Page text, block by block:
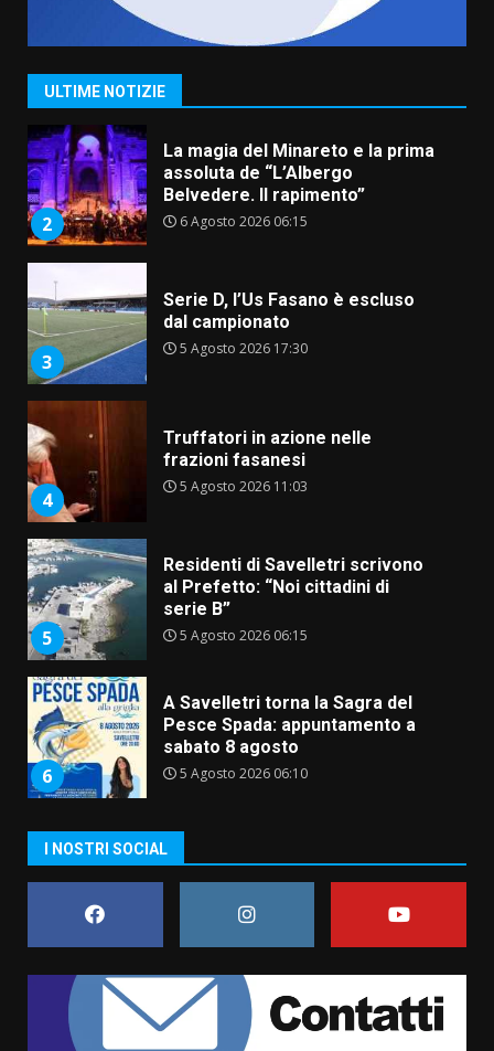
ULTIME NOTIZIE
2
La magia del Minareto e la prima
assoluta de “L’Albergo
3
Serie D, l’Us Fasano è escluso
dal campionato
5 Agosto 2026 17:30
4
Truffatori in azione nelle
frazioni fasanesi
5 Agosto 2026 11:03
5
Residenti di Savelletri scrivono
al Prefetto: “Noi cittadini di
serie B”
5 Agosto 2026 06:15
6
A Savelletri torna la Sagra del
Pesce Spada: appuntamento a
sabato 8 agosto
5 Agosto 2026 06:10
7
L’abusivismo giornalistico è un
pericolo
3 Agosto 2026 17:22
cittadinanza attiva: online
l’avviso per la gestione
La magia del Minareto e la prima
assoluta de “L’Albergo
Belvedere. Il rapimento”
I NOSTRI SOCIAL